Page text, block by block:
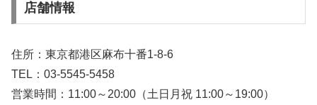
店舗情報
住所：東京都港区麻布十番1-8-6
TEL：03-5545-5458
営業時間：11:00～20:00（土日月祝 11:00～19:00）